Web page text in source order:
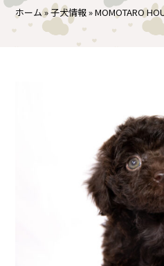
ホーム»子犬情報»MOMOTARO